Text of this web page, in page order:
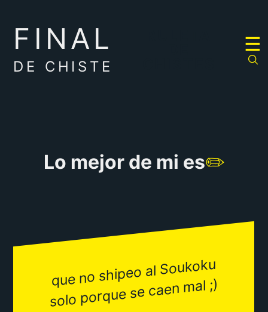
FINAL
DE CHISTE
☰
Lo mejor de mi es✏️
que no shipeo al Soukoku
solo porque se caen
mal ;)